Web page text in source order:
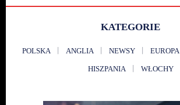
KATEGORIE
POLSKA ANGLIA NEWSY EUROPA
HISZPANIA WŁOCHY